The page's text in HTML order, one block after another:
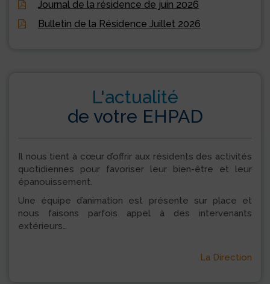
Journal de la résidence de juin 2026
Bulletin de la Résidence Juillet 2026
L'actualité
de votre EHPAD
Il nous tient à cœur d’offrir aux résidents des activités
quotidiennes pour favoriser leur bien-être et leur
épanouissement.
Une équipe d’animation est présente sur place et
nous faisons parfois appel à des intervenants
extérieurs…
La Direction